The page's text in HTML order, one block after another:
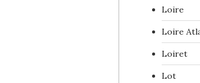
Loire
Loire
Loiret
Lot